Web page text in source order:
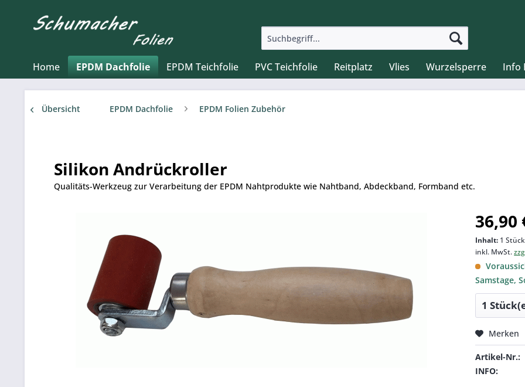
Home EPDM Dachfolie EPDM Teichfolie PVC Teichfolie Reitplatz Vlies Wurzelsperre Info
Übersicht EPDM Dachfolie EPDM Folien Zubehör
Silikon Andrückroller
Qualitäts-Werkzeug zur Verarbeitung der EPDM Nahtprodukte wie Nahtband, Abdeckband, Formband etc.
36,90
Inhalt: 1 Stück
inkl. MwSt.
Samstage,
Merken
Artikel-Nr.:
INFO: